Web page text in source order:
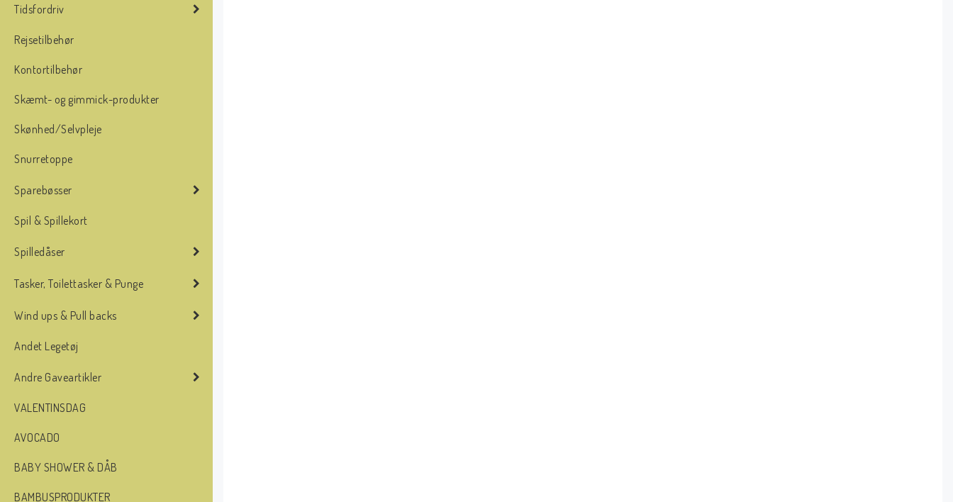
Tidsfordriv
Rejsetilbehør
Kontortilbehør
Skæmt- og gimmick-produkter
Skønhed/Selvpleje
Snurretoppe
Sparebøsser
Spil & Spillekort
Spilledåser
Tasker, Toilettasker & Punge
Wind ups & Pull backs
Andet Legetøj
Andre Gaveartikler
VALENTINSDAG
AVOCADO
BABY SHOWER & DÅB
BAMBUSPRODUKTER